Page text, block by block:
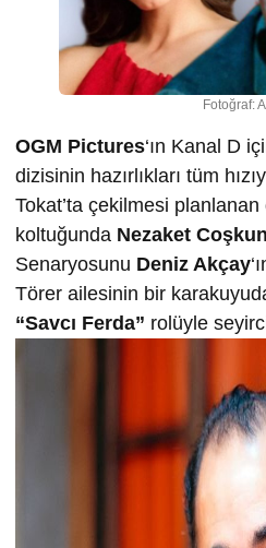
Fotoğraf:
OGM Pictures‘ın Kanal D
dizisinin hazırlıkları tüm
Tokat’ta çekilmesi
koltuğunda Nezaket Coşkun
Senaryosunu Deniz Akçay
Törer ailesinin bir
“Savcı Ferda” rolüyle